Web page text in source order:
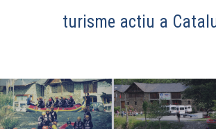
turisme actiu a